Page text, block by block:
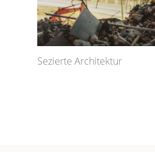
Sezierte Architektur